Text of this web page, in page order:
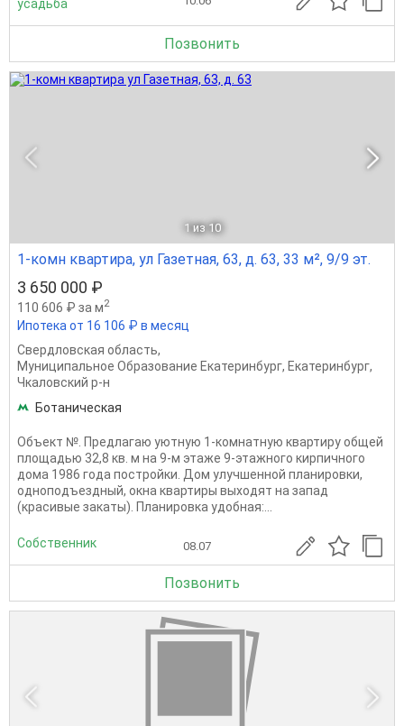
усадьба
Позвонить
1 из 10
1-комн квартира, ул Газетная, 63, д. 63, 33 м², 9/9 эт.
3 650 000 ₽
110 606 ₽ за м2
Ипотека от 16 106 ₽ в месяц
Свердловская область,
Муниципальное Образование Екатеринбург, Екатеринбург,
Чкаловский р-н
Ботаническая
Объект №. Предлагаю уютную 1‑комнатную квартиру общей
площадью 32,8 кв. м на 9‑м этаже 9‑этажного кирпичного
дома 1986 года постройки. Дом улучшенной планировки,
одноподъездный, окна квартиры выходят на запад
(красивые закаты). Планировка удобная:...
Собственник 08.07
Позвонить